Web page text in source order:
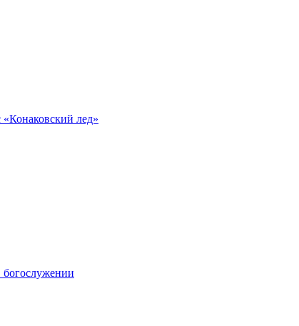
«Конаковский лед»
богослужении